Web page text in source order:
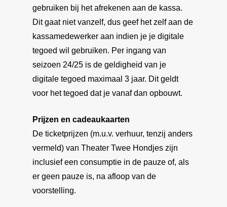
gebruiken bij het afrekenen aan de kassa.
Dit gaat niet vanzelf, dus geef het zelf aan de
kassamedewerker aan indien je je digitale
tegoed wil gebruiken. Per ingang van
seizoen 24/25 is de geldigheid van je
digitale tegoed maximaal 3 jaar. Dit geldt
voor het tegoed dat je vanaf dan opbouwt.
Prijzen en cadeaukaarten
De ticketprijzen (m.u.v. verhuur, tenzij anders
vermeld) van Theater Twee Hondjes zijn
inclusief een consumptie in de pauze of, als
er geen pauze is, na afloop van de
voorstelling.
Home
Agenda
Kaartverkoop
Algemeen
Theaterkassa
Annuleren/ruilen
Acties/kortingen
Je Bezoek
Algemeen
Bereikbaarheid
Theatermenu
Huisregels Theater
Vrienden
Over ons
Het team
Contact